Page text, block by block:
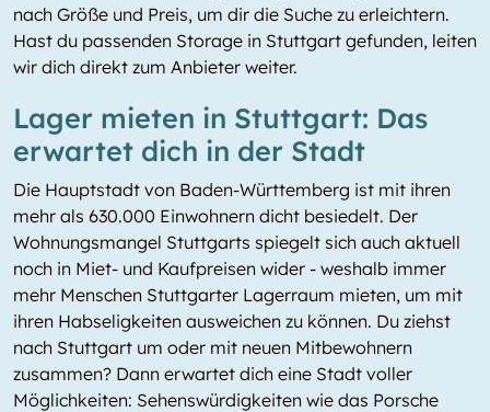
nach Größe und Preis, um dir die Suche zu erleichtern.
Hast du passenden Storage in Stuttgart gefunden, leiten
wir dich direkt zum Anbieter weiter.
Lager mieten in Stuttgart: Das
erwartet dich in der Stadt
Die Hauptstadt von Baden-Württemberg ist mit ihren
mehr als 630.000 Einwohnern dicht besiedelt. Der
Wohnungsmangel Stuttgarts spiegelt sich auch aktuell
noch in Miet- und Kaufpreisen wider - weshalb immer
mehr Menschen Stuttgarter Lagerraum mieten, um mit
ihren Habseligkeiten ausweichen zu können. Du ziehst
nach Stuttgart um oder mit neuen Mitbewohnern
zusammen? Dann erwartet dich eine Stadt voller
Möglichkeiten: Sehenswürdigkeiten wie das Porsche